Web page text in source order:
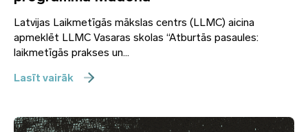
Latvijas Laikmetīgās mākslas centrs (LLMC) aicina
apmeklēt LLMC Vasaras skolas “Atburtās pasaules:
laikmetīgās prakses un...
Lasīt vairāk